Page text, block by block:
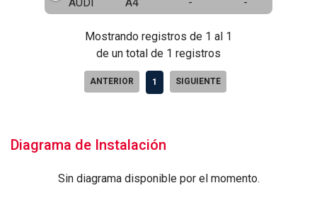
Mostrando registros de 1 al 1
de un total de 1 registros
ANTERIOR 1 SIGUIENTE
Diagrama de Instalación
Sin diagrama disponible por el momento.